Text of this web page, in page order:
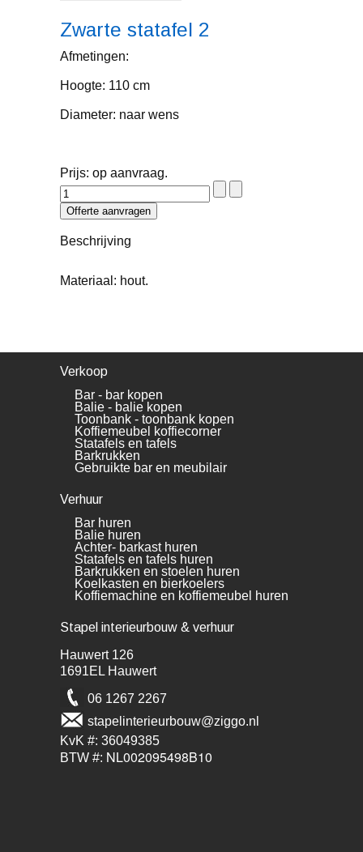
Zwarte statafel 2
Afmetingen:
Hoogte: 110 cm
Diameter: naar wens
Prijs: op aanvraag.
Beschrijving
Materiaal: hout.
Verkoop
Bar - bar kopen
Balie - balie kopen
Toonbank - toonbank kopen
Koffiemeubel koffiecorner
Statafels en tafels
Barkrukken
Gebruikte bar en meubilair
Verhuur
Bar huren
Balie huren
Achter- barkast huren
Statafels en tafels huren
Barkrukken en stoelen huren
Koelkasten en bierkoelers
Koffiemachine en koffiemeubel huren
Stapel interieurbouw & verhuur
Hauwert 126
1691EL Hauwert
06 1267 2267
stapelinterieurbouw@ziggo.nl
KvK #: 36049385
BTW #: NL002095498B10